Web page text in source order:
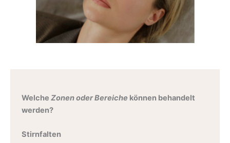
Welche Zonen oder Bereiche können behandelt
werden?
Stirnfalten